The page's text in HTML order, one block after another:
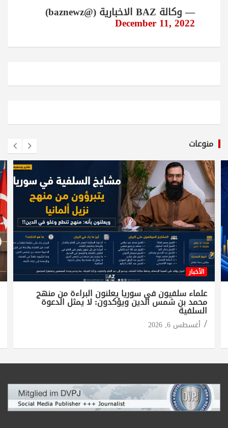
— وكالة BAZ الاخبارية (@baznewz)
December 11, 2022
منوعات
الأخبار
علماء سلفيون في سوريا يعلنون البراءة من منهج
محمد بن شمس الدين ويؤكدون: لا يمثل الدعوة
السلفية
أغسطس 6, 2026